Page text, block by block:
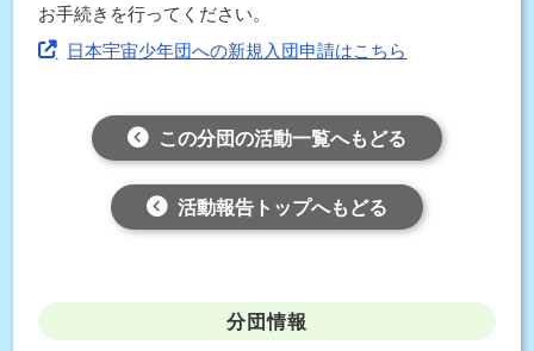
お手続きを行ってください。
日本宇宙少年団への新規入団申請はこちら
この分団の活動一覧へもどる
活動報告トップへもどる
分団情報